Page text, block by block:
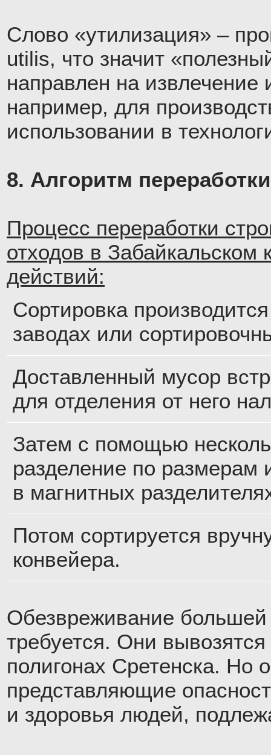
Слово «утилизация» –
utilis, что значит
направлен на извлечение
например, для
использовании в
8. Алгоритм
Процесс переработки
отходов в Забайкальском
действий:
Сортировка
заводах или
Доставленный мусор
для отделения от него
Затем с помощью
разделение по размерам
в магнитных
Потом сортируется
конвейера.
Обезвреживание большей
требуется. Они
полигонах Сретенска. Но
представляющие
и здоровья людей,